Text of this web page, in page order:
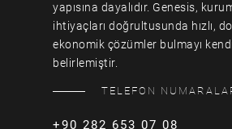
yapısına dayalıdır. Genesis,
ihtiyaçları doğrultusunda hızlı,
ekonomik çözümler bulmayı
belirlemiştir.
TELEFON
+90 282 653 07 08